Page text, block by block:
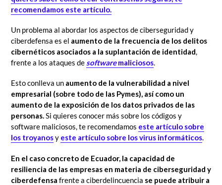
recomendamos este artículo.
Un problema al abordar los aspectos de ciberseguridad y
ciberdefensa es el aumento de la frecuencia de los delitos
cibernéticos asociados a la suplantación de identidad,
frente a los ataques de softwaremaliciosos.
Esto conlleva un aumento de la vulnerabilidad a nivel
empresarial (sobre todo de las Pymes), así como un
aumento de la exposición de los datos privados de las
personas.Si quieres conocer más sobre los códigos y
software maliciosos, te recomendamos este artículo sobre
los troyanosy este artículo sobre los virus informáticos.
En el caso concreto de Ecuador, la capacidad de
resiliencia de las empresas en materia de ciberseguridad y
ciberdefensa frente a ciberdelincuencia se puede atribuir a